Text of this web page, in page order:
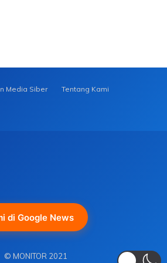
Media Siber
Tentang Kami
di Google News
© MONITOR 2021